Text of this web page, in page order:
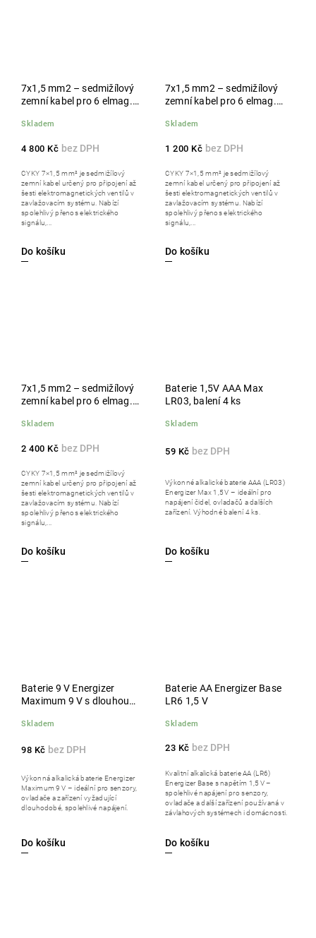
7x1,5 mm2 – sedmižílový
zemní kabel pro 6 elmag.
Skladem
4 800 Kč
Do košíku
CYKY 7×1,5 mm² je sedmižílový
zemní kabel určený pro připojení až
šesti elektromagnetických ventilů v
zavlažovacím systému. Nabízí
spolehlivý přenos elektrického
signálu,...
7x1,5 mm2 – sedmižílový
zemní kabel pro 6 elmag.
Skladem
1 200 Kč
Do košíku
CYKY 7×1,5 mm² je sedmižílový
zemní kabel určený pro připojení až
šesti elektromagnetických ventilů v
zavlažovacím systému. Nabízí
spolehlivý přenos elektrického
signálu,...
7x1,5 mm2 – sedmižílový
zemní kabel pro 6 elmag.
Skladem
2 400 Kč
Do košíku
CYKY 7×1,5 mm² je sedmižílový
zemní kabel určený pro připojení až
šesti elektromagnetických ventilů v
zavlažovacím systému. Nabízí
spolehlivý přenos elektrického
signálu,...
Baterie 1,5V AAA Max
LR03, balení 4 ks
Skladem
59 Kč
Do košíku
Výkonné alkalické baterie AAA (LR03)
Energizer Max 1,5 V – ideální pro
napájení čidel, ovladačů a dalších
zařízení. Výhodné balení 4 ks.
Baterie 9 V Energizer
Maximum 9 V s dlouhou
Skladem
98 Kč
Do košíku
Výkonná alkalická baterie Energizer
Maximum 9 V – ideální pro senzory,
ovladače a zařízení vyžadující
dlouhodobé, spolehlivé napájení.
Baterie AA Energizer Base
LR6 1,5 V
Skladem
23 Kč
Do košíku
Kvalitní alkalická baterie AA (LR6)
Energizer Base s napětím 1,5 V –
spolehlivé napájení pro senzory,
ovladače a další zařízení používaná v
závlahových systémech i domácnosti.